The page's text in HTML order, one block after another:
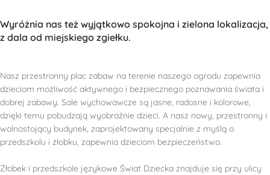
Wyróżnia nas też wyjątkowo spokojna i zielona lokalizacja,
z dala od miejskiego zgiełku.
Nasz przestronny plac zabaw na terenie naszego ogrodu zapewnia
dzieciom możliwość aktywnego i bezpiecznego poznawania świata i
dobrej zabawy. Sale wychowawcze są jasne, radosne i kolorowe,
dzięki temu pobudzają wyobraźnie dzieci. A nasz nowy, przestronny i
wolnostojący budynek, zaprojektowany specjalnie z myślą o
przedszkolu i żłobku, zapewnia dzieciom bezpieczeństwo.
Żłobek i przedszkole językowe Świat Dziecka znajduje się przy ulicy